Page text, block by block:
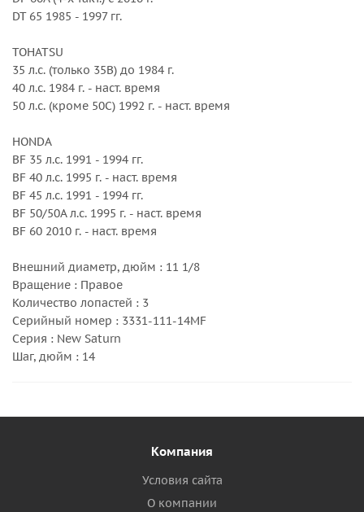
DT 65 1985 - 1997 гг.
TOHATSU
35 л.с. (только 35B) до 1984 г.
40 л.с. 1984 г. - наст. время
50 л.с. (кроме 50C) 1992 г. - наст. время
HONDA
BF 35 л.с. 1991 - 1994 гг.
BF 40 л.с. 1995 г. - наст. время
BF 45 л.с. 1991 - 1994 гг.
BF 50/50A л.с. 1995 г. - наст. время
BF 60 2010 г. - наст. время
Внешний диаметр, дюйм : 11 1/8
Вращение : Правое
Количество лопастей : 3
Серийный номер : 3331-111-14MF
Серия : New Saturn
Шаг, дюйм : 14
Компания
Условия сайта
О компании